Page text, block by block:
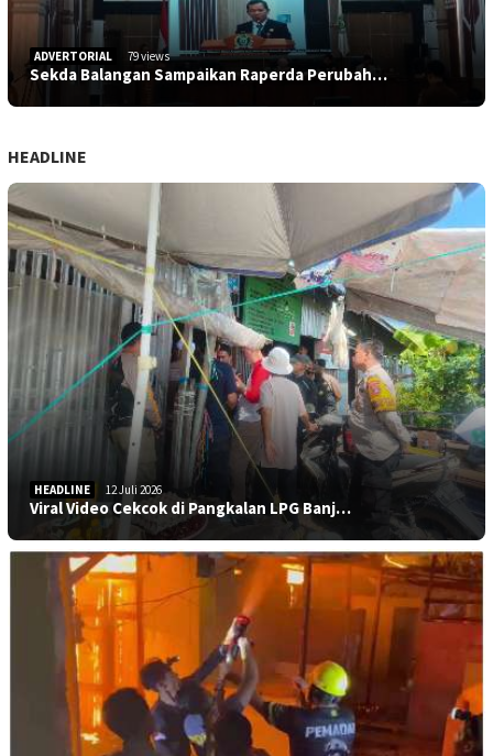
ADVERTORIAL 79 views
Sekda Balangan Sampaikan Raperda Perubah…
HEADLINE
HEADLINE 12 Juli 2026
Viral Video Cekcok di Pangkalan LPG Banj…